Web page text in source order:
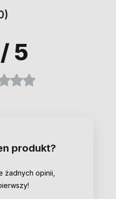
/ 5
produkt?
żadnych opinii,